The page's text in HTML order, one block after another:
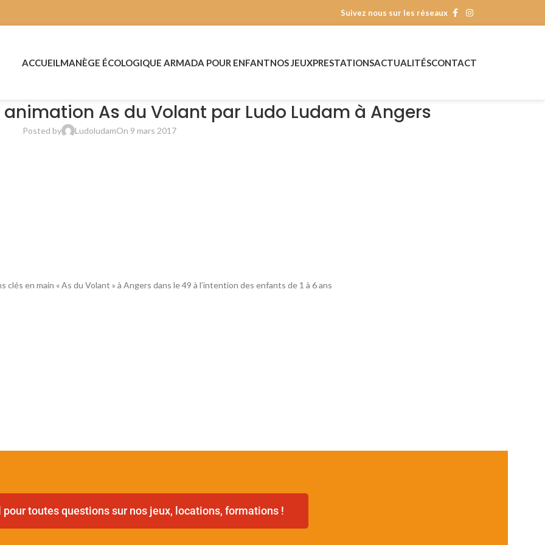
Suivez nous sur les réseaux
ACCUEIL MANÈGE ÉCOLOGIQUE ARMADA POUR ENFANTNOS JEUXPRESTATIONSACTUALITÉSCONTACT
As du Volant par Ludo Ludam à Angers
Posted by LudoludamOn 9 mars 2017
en main « As du Volant » à Angers dans le 49 à l’intention des enfants de 1 à 6 ans
pour toutes questions sur nos jeux, locations, formations !